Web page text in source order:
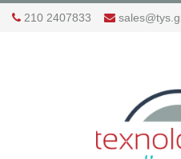
210 2407833